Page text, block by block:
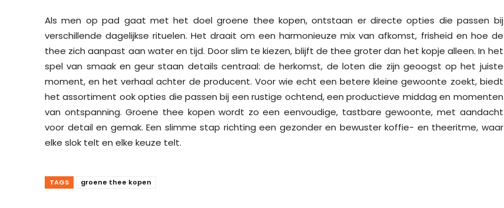
Als men op pad gaat met het doel groene thee kopen, ontstaan er directe opties die passen bij
verschillende dagelijkse rituelen. Het draait om een harmonieuze mix van afkomst, frisheid en hoe de
thee zich aanpast aan water en tijd. Door slim te kiezen, blijft de thee groter dan het kopje alleen. In het
spel van smaak en geur staan details centraal: de herkomst, de loten die zijn geoogst op het juiste
moment, en het verhaal achter de producent. Voor wie echt een betere kleine gewoonte zoekt, biedt
het assortiment ook opties die passen bij een rustige ochtend, een productieve middag en momenten
van ontspanning. Groene thee kopen wordt zo een eenvoudige, tastbare gewoonte, met aandacht
voor detail en gemak. Een slimme stap richting een gezonder en bewuster koffie- en theeritme, waar
elke slok telt en elke keuze telt.
TAGS groene thee kopen